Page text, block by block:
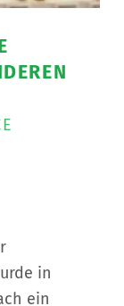
in
ein